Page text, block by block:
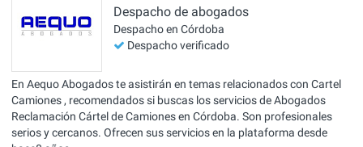
Despacho de abogados
Despacho en Córdoba
Despacho verificado
En Aequo Abogados te asistirán en temas relacionados con Cartel
Camiones , recomendados si buscas los servicios de Abogados
Reclamación Cártel de Camiones en Córdoba. Son profesionales
serios y cercanos. Ofrecen sus servicios en la plataforma desde